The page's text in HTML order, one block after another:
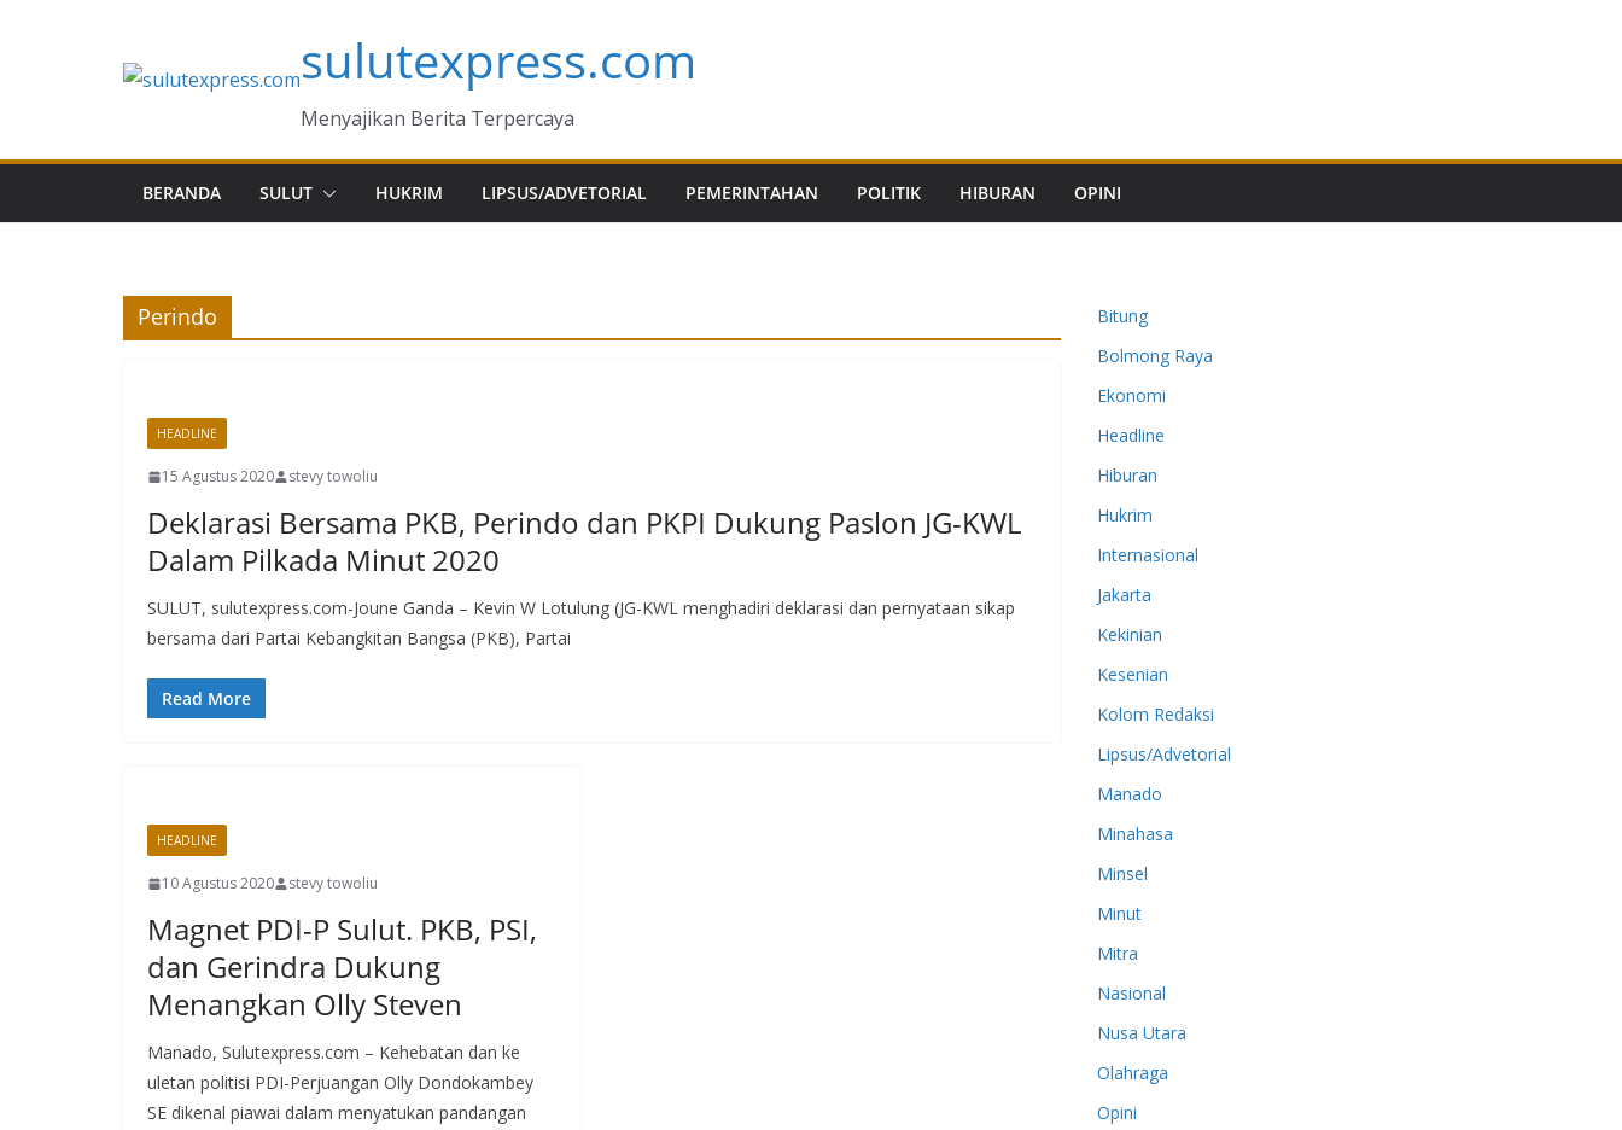
sulutexpress.com
Menyajikan Berita Terpercaya
BERANDA SULUT HUKRIM LIPSUS/ADVETORIAL PEMERINTAHAN POLITIK HIBURAN OPINI
Perindo
HEADLINE
15 Agustus 2020 stevy towoliu
Deklarasi Bersama PKB, Perindo dan PKPI Dukung Paslon JG-KWL
Dalam Pilkada Minut 2020
SULUT, sulutexpress.com-Joune Ganda – Kevin W Lotulung (JG-KWL menghadiri deklarasi dan pernyataan sikap
bersama dari Partai Kebangkitan Bangsa (PKB), Partai
Read More
HEADLINE
10 Agustus 2020 stevy towoliu
Magnet PDI-P Sulut. PKB, PSI,
dan Gerindra Dukung
Menangkan Olly Steven
Manado, Sulutexpress.com – Kehebatan dan ke
uletan politisi PDI-Perjuangan Olly Dondokambey
SE dikenal piawai dalam menyatukan pandangan
Bitung
Bolmong Raya
Ekonomi
Headline
Hiburan
Hukrim
Internasional
Jakarta
Kekinian
Kesenian
Kolom Redaksi
Lipsus/Advetorial
Manado
Minahasa
Minsel
Minut
Mitra
Nasional
Nusa Utara
Olahraga
Opini